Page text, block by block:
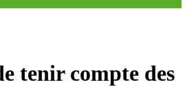
tenir compte des